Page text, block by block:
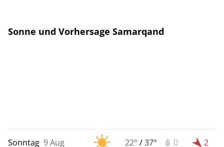
Sonne und Vorhersage Samarqand
Sonntag 9 Aug 22° /37° 0 2